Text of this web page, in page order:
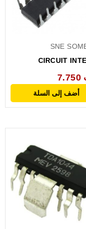
SNE
CIRCUIT
أضف إلى السلة